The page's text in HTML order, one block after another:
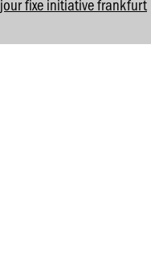
jour fixe initiative frankfurt